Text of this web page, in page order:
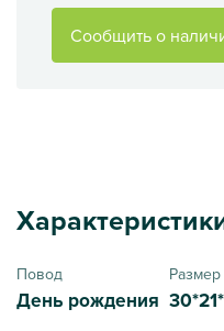
Сообщить о
Повод
День рождения
Размер